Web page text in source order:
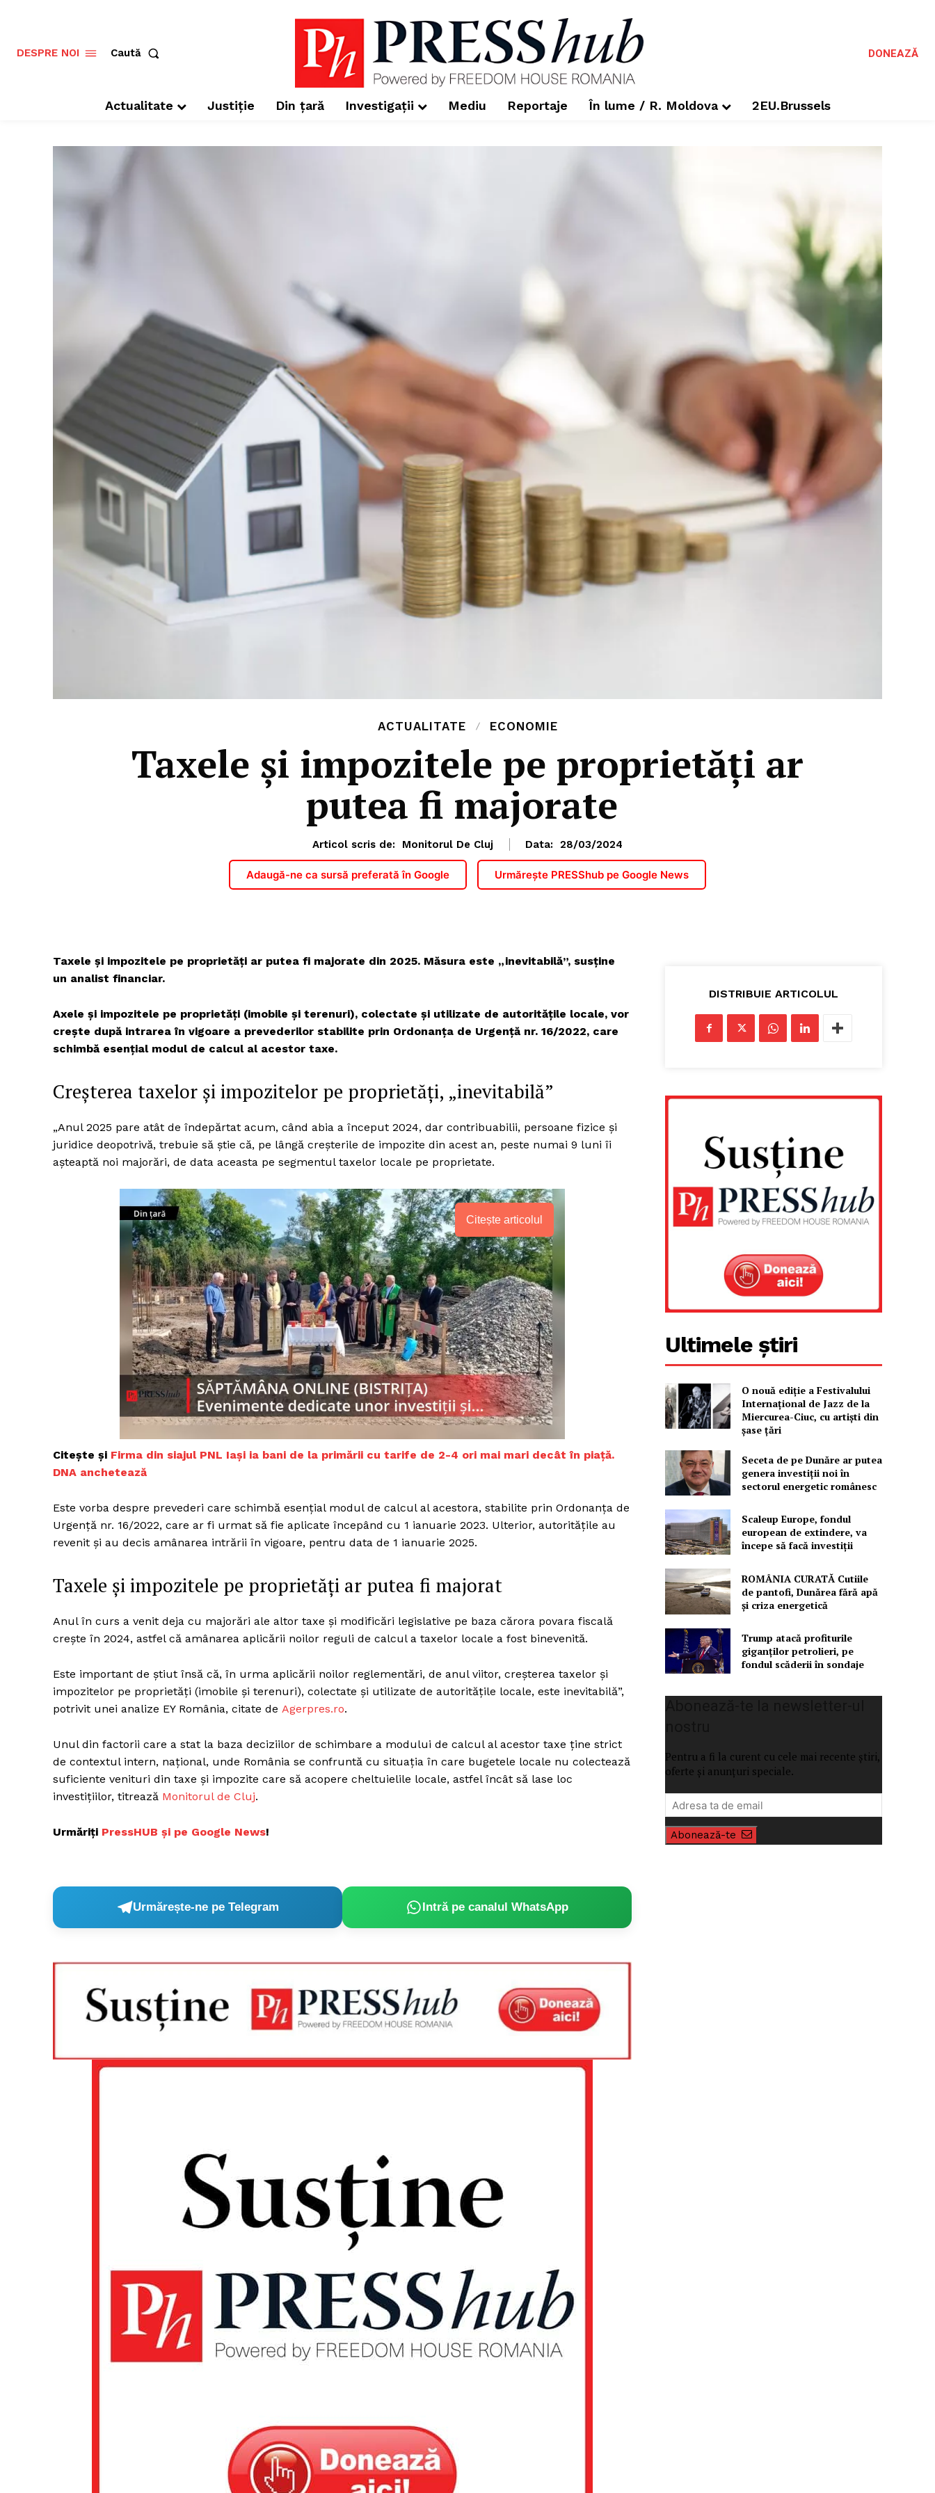
Un proiect
FREEDOM HOUSE
PRESShub
Despre noi / Echipa
Rețea
DESPRE NOI Caută DONEAZĂ
Actualitate Justiție Din țară Investigații Mediu Reportaje În lume / R. Moldova 2EU.Brussels
ACTUALITATE ECONOMIE
Taxele și impozitele pe proprietăți ar
putea fi majorate
Articol scris de: Monitorul De Cluj Data: 28/03/2024
Adaugă-ne ca sursă preferată în Google Urmărește PRESShub pe Google News
Taxele și impozitele pe proprietăți ar putea fi majorate din 2025. Măsura este „inevitabilă”, susține
un analist financiar.
Axele şi impozitele pe proprietăţi (imobile şi terenuri), colectate şi utilizate de autorităţile locale, vor
creşte după intrarea în vigoare a prevederilor stabilite prin Ordonanţa de Urgenţă nr. 16/2022, care
schimbă esenţial modul de calcul al acestor taxe.
Creșterea taxelor și impozitelor pe proprietăți, „inevitabilă”
„Anul 2025 pare atât de îndepărtat acum, când abia a început 2024, dar contribuabilii, persoane fizice şi
juridice deopotrivă, trebuie să ştie că, pe lângă creşterile de impozite din acest an, peste numai 9 luni îi
aşteaptă noi majorări, de data aceasta pe segmentul taxelor locale pe proprietate.
Citește articolul
Citește și Firma din siajul PNL Iași ia bani de la primării cu tarife de 2-4 ori mai mari decât în piață.
DNA anchetează
Este vorba despre prevederi care schimbă esenţial modul de calcul al acestora, stabilite prin Ordonanţa de
Urgenţă nr. 16/2022, care ar fi urmat să fie aplicate începând cu 1 ianuarie 2023. Ulterior, autorităţile au
revenit şi au decis amânarea intrării în vigoare, pentru data de 1 ianuarie 2025.
Taxele și impozitele pe proprietăți ar putea fi majorat
Anul în curs a venit deja cu majorări ale altor taxe şi modificări legislative pe baza cărora povara fiscală
creşte în 2024, astfel că amânarea aplicării noilor reguli de calcul a taxelor locale a fost binevenită.
Este important de ştiut însă că, în urma aplicării noilor reglementări, de anul viitor, creşterea taxelor şi
impozitelor pe proprietăţi (imobile şi terenuri), colectate şi utilizate de autorităţile locale, este inevitabilă”,
potrivit unei analize EY România, citate de Agerpres.ro.
Unul din factorii care a stat la baza deciziilor de schimbare a modului de calcul al acestor taxe ţine strict
de contextul intern, naţional, unde România se confruntă cu situaţia în care bugetele locale nu colectează
suficiente venituri din taxe şi impozite care să acopere cheltuielile locale, astfel încât să lase loc
investiţiilor, titrează Monitorul de Cluj.
Urmăriți PressHUB și pe Google News!
Urmărește-ne pe Telegram Intră pe canalul WhatsApp
DISTRIBUIE ARTICOLUL
Ultimele știri
O nouă ediţie a Festivalului
Internaţional de Jazz de la
Miercurea-Ciuc, cu artişti din
şase ţări
Seceta de pe Dunăre ar putea
genera investiții noi în
sectorul energetic românesc
Scaleup Europe, fondul
european de extindere, va
începe să facă investiții
ROMÂNIA CURATĂ Cutiile
de pantofi, Dunărea fără apă
și criza energetică
Trump atacă profiturile
giganților petrolieri, pe
fondul scăderii în sondaje
Pentru a fi la curent cu cele mai recente știri,
oferte și anunțuri speciale.
Abonează-te